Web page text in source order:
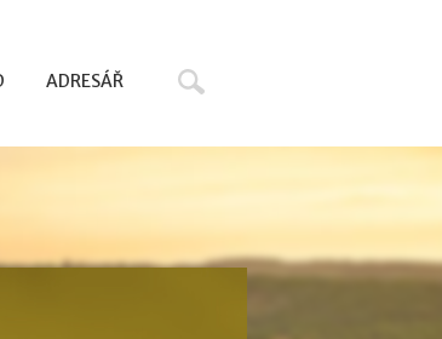
ADRESÁŘ